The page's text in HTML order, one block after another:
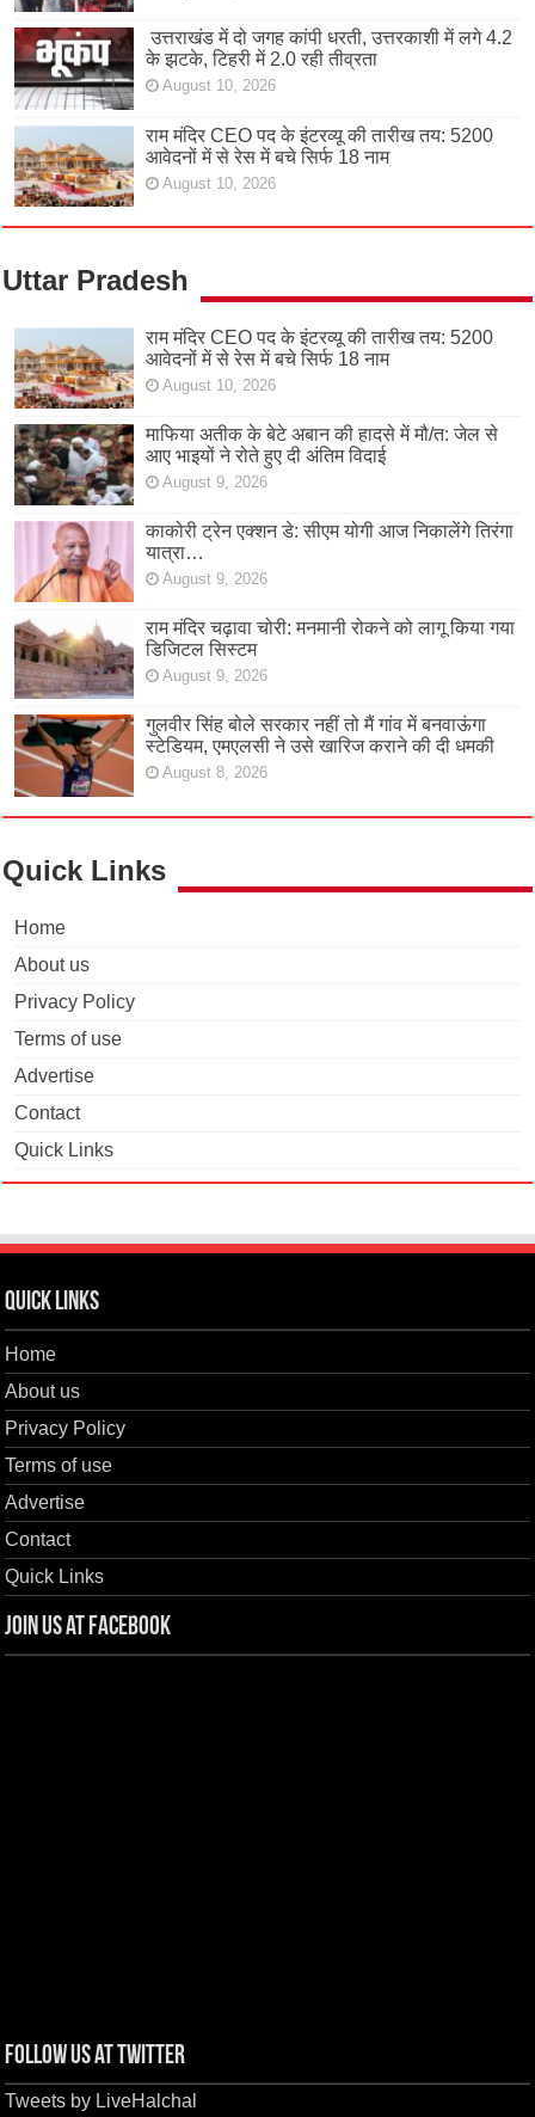
उत्तराखंड में दो जगह कांपी धरती, उत्तरकाशी में लगे 4.2
के झटके, टिहरी में 2.0 रही तीव्रता
August 10, 2026
राम मंदिर CEO पद के इंटरव्यू की तारीख तय: 5200
आवेदनों में से रेस में बचे सिर्फ 18 नाम
August 10, 2026
Uttar Pradesh
राम मंदिर CEO पद के इंटरव्यू की तारीख तय: 5200
आवेदनों में से रेस में बचे सिर्फ 18 नाम
August 10, 2026
माफिया अतीक के बेटे अबान की हादसे में मौ/त: जेल से
आए भाइयों ने रोते हुए दी अंतिम विदाई
August 9, 2026
काकोरी ट्रेन एक्शन डे: सीएम योगी आज निकालेंगे तिरंगा
यात्रा…
August 9, 2026
राम मंदिर चढ़ावा चोरी: मनमानी रोकने को लागू किया गया
डिजिटल सिस्टम
August 9, 2026
गुलवीर सिंह बोले सरकार नहीं तो मैं गांव में बनवाऊंगा
स्टेडियम, एमएलसी ने उसे खारिज कराने की दी धमकी
August 8, 2026
Quick Links
Home
About us
Privacy Policy
Terms of use
Advertise
Contact
Quick Links
Quick Links
Home
About us
Privacy Policy
Terms of use
Advertise
Contact
Quick Links
Join us at Facebook
Follow us at Twitter
Tweets by LiveHalchal